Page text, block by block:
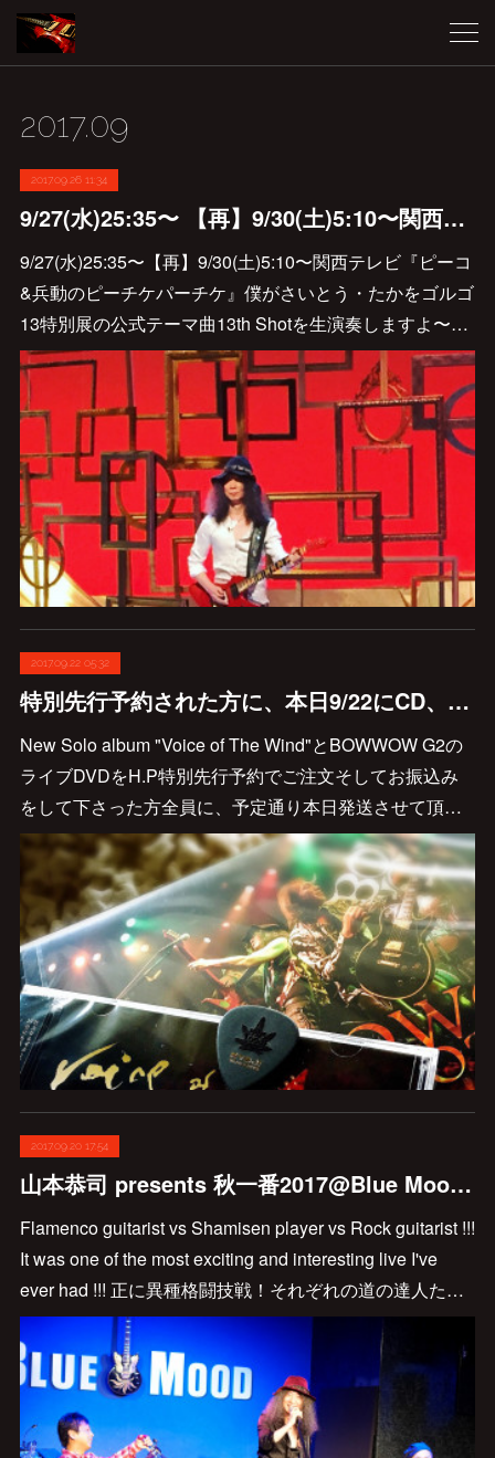
2017.09
2017.09.26 11:34
‪9/27(水)25:35〜‬ ‪【再】9/30(土)5:10〜‬関西テレビに出演♪
‪9/27(水)25:35〜‬‪【再】9/30(土)5:10〜‬‪関西テレビ『ピーコ
&兵動のピーチケパーチケ』‬‪僕がさいとう・たかをゴルゴ
13特別展の公式テーマ曲13th Shotを生演奏しますよ〜…
2017.09.22 05:32
特別先行予約された方に、本日9/22にCD、DVDを発送しました♪
New Solo album "Voice of The Wind"とBOWWOW G2の
ライブDVDをH.P特別先行予約でご注文そしてお振込み
をして下さった方全員に、予定通り本日発送させて頂…
2017.09.20 17:54
山本恭司 presents 秋一番2017@Blue Mood、大成功でした!!!
Flamenco guitarist vs Shamisen player vs Rock guitarist !!!
It was one of the most exciting and interesting live I've
ever had !!! 正に異種格闘技戦！それぞれの道の達人た…